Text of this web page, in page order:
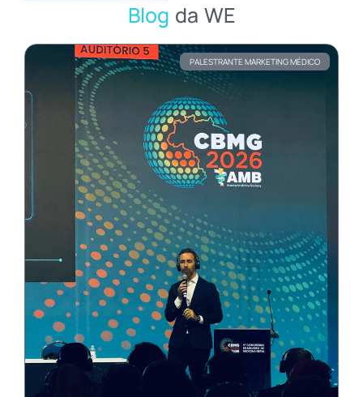
Blog da WE
PALESTRANTE MARKETING MÉDICO